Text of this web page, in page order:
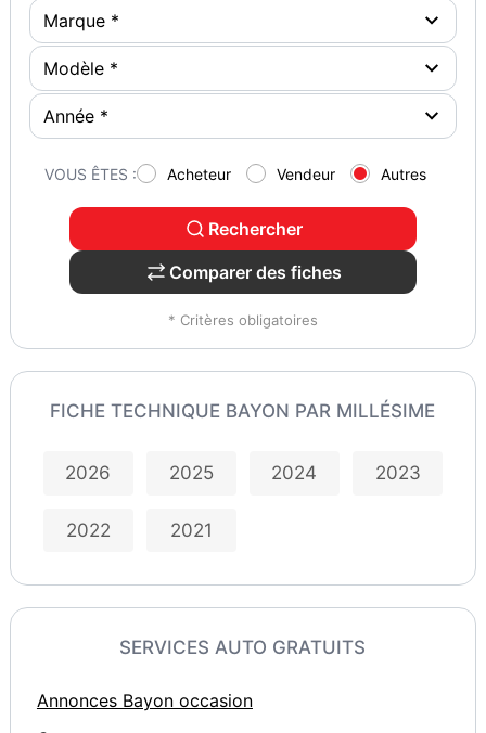
VOUS ÊTES : Acheteur Vendeur Autres
Rechercher
Comparer des fiches
* Critères obligatoires
FICHE TECHNIQUE BAYON PAR MILLÉSIME
2026 2025 2024 2023
2022 2021
SERVICES AUTO GRATUITS
Annonces Bayon occasion